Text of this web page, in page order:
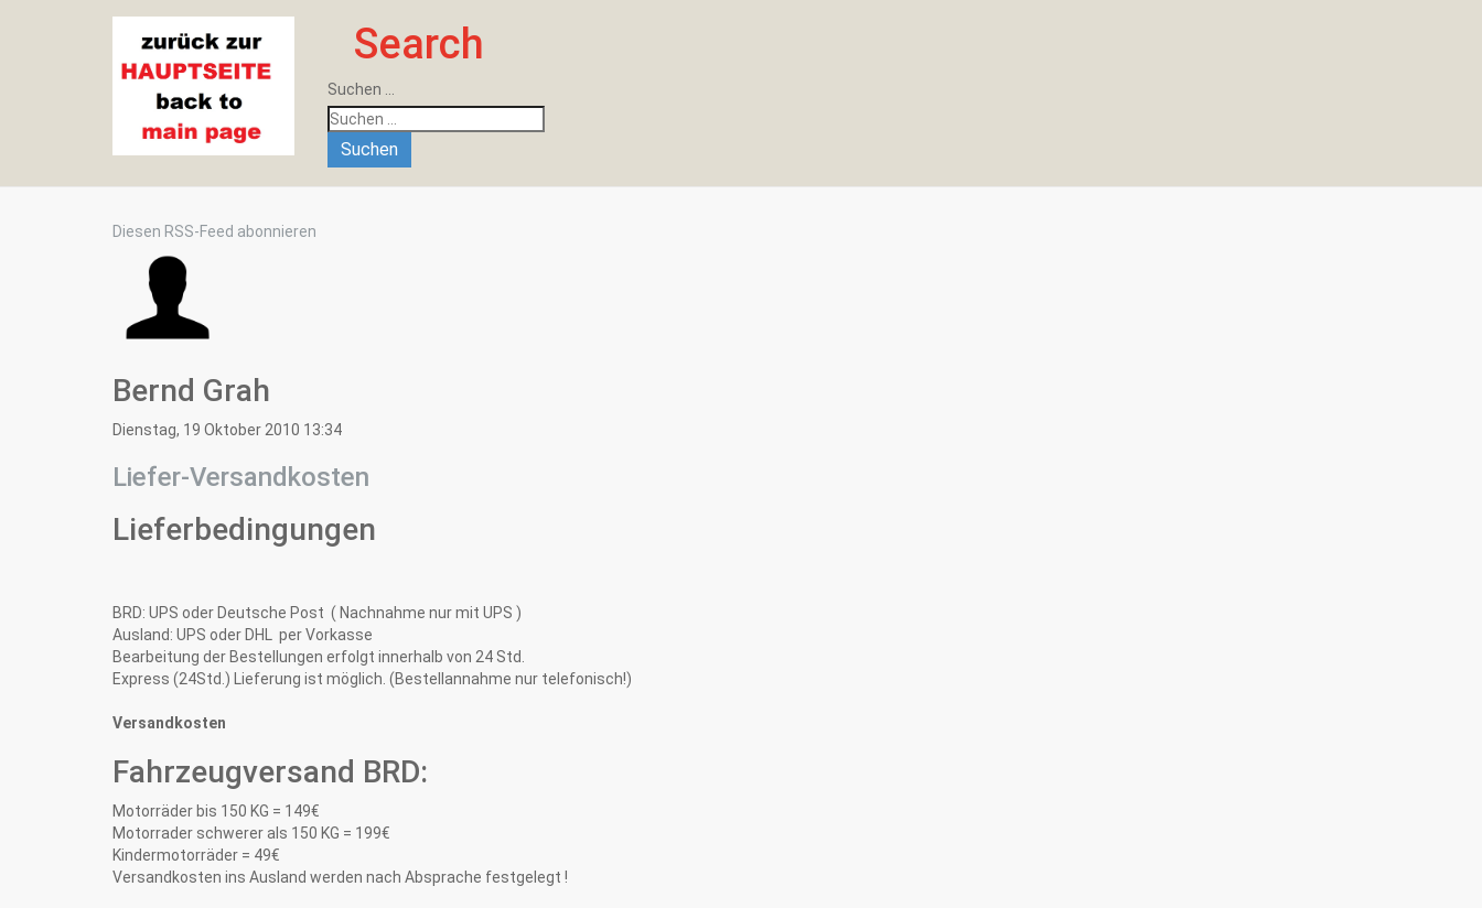
Search
Suchen ...
Suchen
Diesen RSS-Feed abonnieren
Bernd Grah
Dienstag, 19 Oktober 2010 13:34
Liefer-Versandkosten
Lieferbedingungen
BRD: UPS oder Deutsche Post ( Nachnahme nur mit UPS )
Ausland: UPS oder DHL per Vorkasse
Bearbeitung der Bestellungen erfolgt innerhalb von 24 Std.
Express (24Std.) Lieferung ist möglich. (Bestellannahme nur telefonisch!)
Versandkosten
Fahrzeugversand BRD:
Motorräder bis 150 KG = 149€
Motorrader schwerer als 150 KG = 199€
Kindermotorräder = 49€
Versandkosten ins Ausland werden nach Absprache festgelegt !